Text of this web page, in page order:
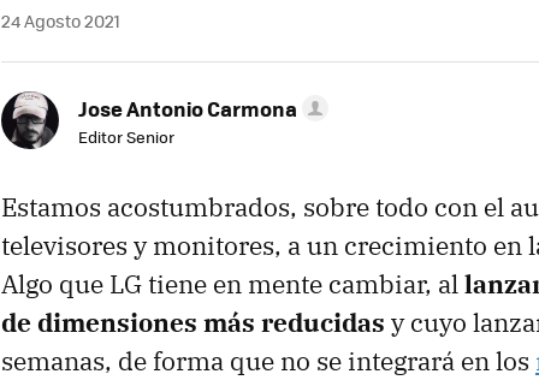
24 Agosto 2021
Jose Antonio Carmona
Editor Senior
Estamos acostumbrados, sobre todo con el
televisores y monitores, a un crecimiento en
Algo que LG tiene en mente cambiar, al
de dimensiones más reducidas y cuyo
semanas, de forma que no se integrará en los